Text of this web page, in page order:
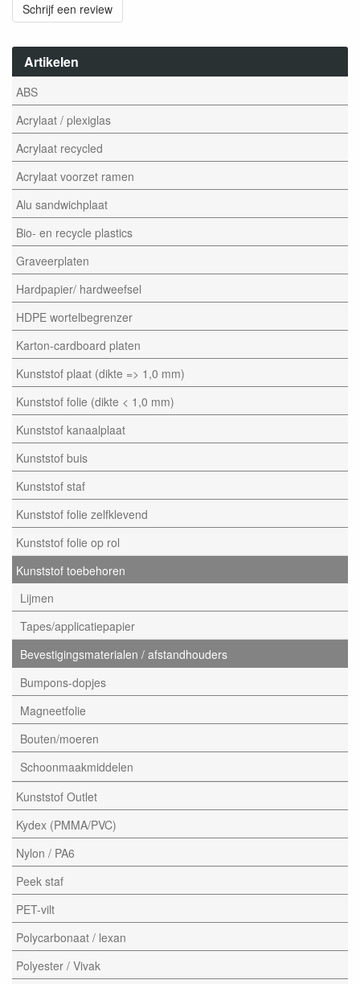
Artikelen
ABS
Acrylaat / plexiglas
Acrylaat recycled
Acrylaat voorzet ramen
Alu sandwichplaat
Bio- en recycle plastics
Graveerplaten
Hardpapier/ hardweefsel
HDPE wortelbegrenzer
Karton-cardboard platen
Kunststof plaat (dikte => 1,0 mm)
Kunststof folie (dikte < 1,0 mm)
Kunststof kanaalplaat
Kunststof buis
Kunststof staf
Kunststof folie zelfklevend
Kunststof folie op rol
Kunststof toebehoren
Lijmen
Tapes/applicatiepapier
Bevestigingsmaterialen / afstandhouders
Bumpons-dopjes
Magneetfolie
Bouten/moeren
Schoonmaakmiddelen
Kunststof Outlet
Kydex (PMMA/PVC)
Nylon / PA6
Peek staf
PET-vilt
Polycarbonaat / lexan
Polyester / Vivak
Schrijf een review